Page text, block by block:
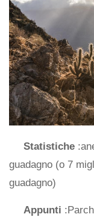
Statistiche
guadagno (o 7
guadagno)
Appunti